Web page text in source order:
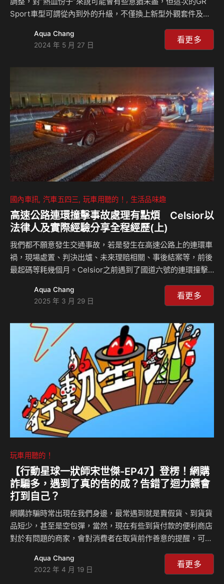
Sport車型可謂從內到外的升級，不僅換上新型外觀套件及黑
全帶也更換成紅色式樣，動力則改換Dynamic Force 2.0自然
進氣引擎(170hp)，底盤亦重新調校得運動化，售價91.5萬
的可以讓你暢快狂奔？來聽島叔和豪哥怎麼說？ 相關新聞：
Aqua Chang
2024 年 5 月 27 日
看更多
國內車訊 汽車五四三 玩車用聽的！ 生活品味趣
高速公路連環撞擊事故處理有點煩 Celsior以
法律人及實際經驗分享全程經歷(上)
我們都不願意發生交通事故，若是發生在高速公路上的連環車
禍，現場處置、判決出爐、未來理賠相關、事後結案等，前後
最起碼等耗幾個月。Celsior之前遇到了國道六號的連環撞擊
小徐怎麼說？CELSIORS Youtube頻
道：⁠https://www.youtube.com/@CELSIORS 相關新聞：
Aqua Chang
2025 年 3 月 29 日
看更多
玩車用聽的！
【行動星球⼀狀師宋世傑-EP47】登楞！網購
詐騙多，遇到了真的告的成？告錯了迴力鏢會
打到自己？
網購詐騙時常出現在我們身邊，最常遇到就是賣假貨、到貨貨
品短少，甚至是空包彈，當然，現在有些到貨付款的便利商店
對於有問題的商家，會對消費者在取貨前作善意的提醒，可說
如果有懷疑時直接提告、最後萬一無法認定或判定為真貨時，
消費者可以因此而沒事嗎？會不會有可能因此賠償巨款？有關
Aqua Chang
2022 年 4 月 19 日
看更多